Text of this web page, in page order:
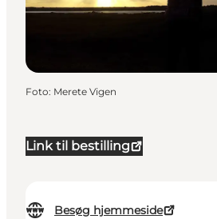
Link til bestilling
Besøg hjemmeside
Foto: Merete Vigen